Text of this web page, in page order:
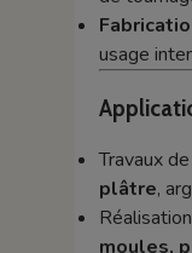
usage
Travaux de
plâtre,
moules,